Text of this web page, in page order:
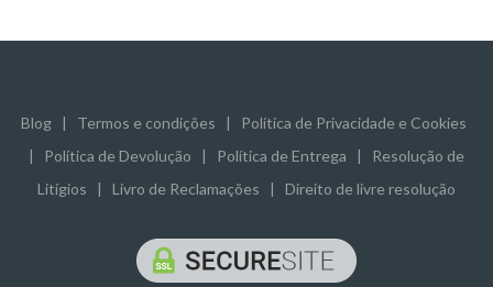
Blog| Termos e condições | Política de Privacidade e Cookies
| Política de Devolução | Política de Entrega | Resolução de
Litígios | Livro de Reclamações | Direito de livre resolução